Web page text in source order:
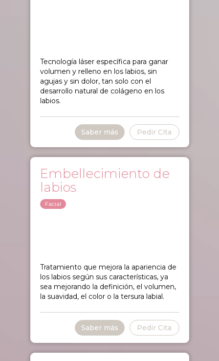
Tecnología láser específica para ganar
volumen y relleno en los labios, sin
agujas y sin dolor, tan solo con el
desarrollo natural de colágeno en los
labios.
Pedir Cita
Saber más
Embellecimiento de
labios
Facial
Tratamiento que mejora la apariencia de
los labios según sus características, ya
sea mejorando la definición, el volumen,
la suavidad, el color o la tersura labial.
Pedir Cita
Saber más